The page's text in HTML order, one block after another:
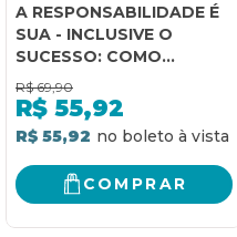
A RESPONSABILIDADE É
SUA - INCLUSIVE O
SUCESSO: COMO
MÉDICOS DE VERDADE
CONSTROEM CARREIRA,
AUTORIDADE E
RESULTADO
R$ 69,90
R$ 55,92
R$ 55,92
COMPRAR